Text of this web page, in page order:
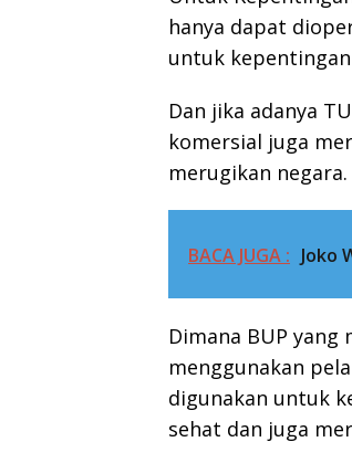
hanya dapat
untuk
Dan jika adanya
komersial juga
merugikan negara.
BACA JUGA : Joko
Dimana BUP
menggunakan
digunakan untuk
sehat dan juga